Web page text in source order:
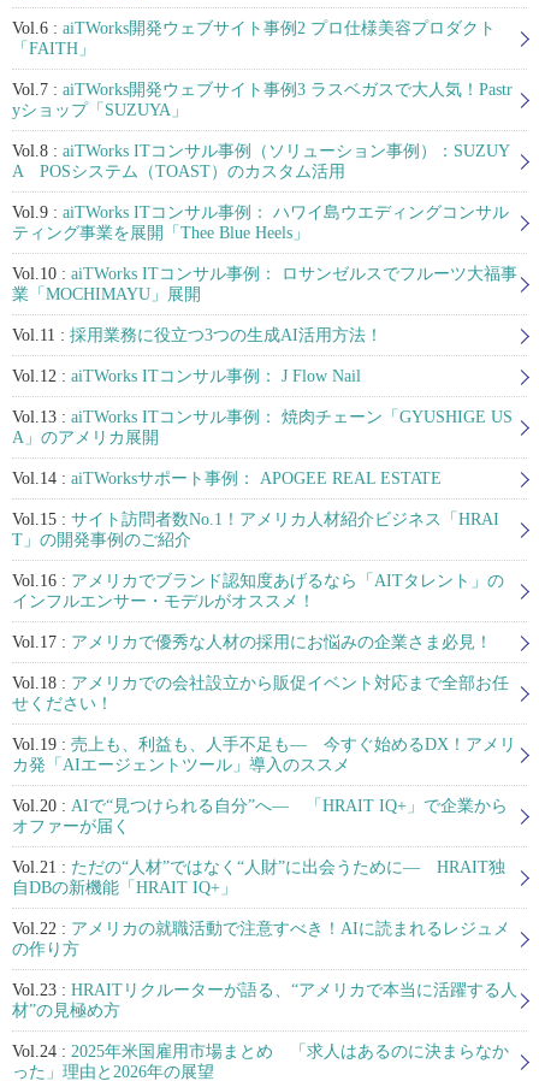
Vol.6 : aiTWorks開発ウェブサイト事例2 プロ仕様美容プロダクト
「FAITH」
Vol.7 : aiTWorks開発ウェブサイト事例3 ラスベガスで大人気！Pastr
yショップ「SUZUYA」
Vol.8 : aiTWorks ITコンサル事例（ソリューション事例）：SUZUY
A POSシステム（TOAST）のカスタム活用
Vol.9 : aiTWorks ITコンサル事例： ハワイ島ウエディングコンサル
ティング事業を展開「Thee Blue Heels」
Vol.10 : aiTWorks ITコンサル事例： ロサンゼルスでフルーツ大福事
業「MOCHIMAYU」展開
Vol.11 : 採用業務に役立つ3つの生成AI活用方法！
Vol.12 : aiTWorks ITコンサル事例： J Flow Nail
Vol.13 : aiTWorks ITコンサル事例： 焼肉チェーン「GYUSHIGE US
A」のアメリカ展開
Vol.14 : aiTWorksサポート事例： APOGEE REAL ESTATE
Vol.15 : サイト訪問者数No.1！アメリカ人材紹介ビジネス「HRAI
T」の開発事例のご紹介
Vol.16 : アメリカでブランド認知度あげるなら「AITタレント」の
インフルエンサー・モデルがオススメ！
Vol.17 : アメリカで優秀な人材の採用にお悩みの企業さま必見！
Vol.18 : アメリカでの会社設立から販促イベント対応まで全部お任
せください！
Vol.19 : 売上も、利益も、人手不足も— 今すぐ始めるDX！アメリ
カ発「AIエージェントツール」導入のススメ
Vol.20 : AIで“見つけられる自分”へ— 「HRAIT IQ+」で企業から
オファーが届く
Vol.21 : ただの“人材”ではなく“人財”に出会うために— HRAIT独
自DBの新機能「HRAIT IQ+」
Vol.22 : アメリカの就職活動で注意すべき！AIに読まれるレジュメ
の作り方
Vol.23 : HRAITリクルーターが語る、“アメリカで本当に活躍する人
材”の見極め方
Vol.24 : 2025年米国雇用市場まとめ 「求人はあるのに決まらなか
った」理由と2026年の展望